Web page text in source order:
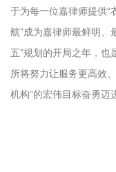
于为每一位嘉律师提供“
航”成为嘉律师最鲜明、
五”规划的开局之年，也
所将努力让服务更高效
机构”的宏伟目标奋勇迈